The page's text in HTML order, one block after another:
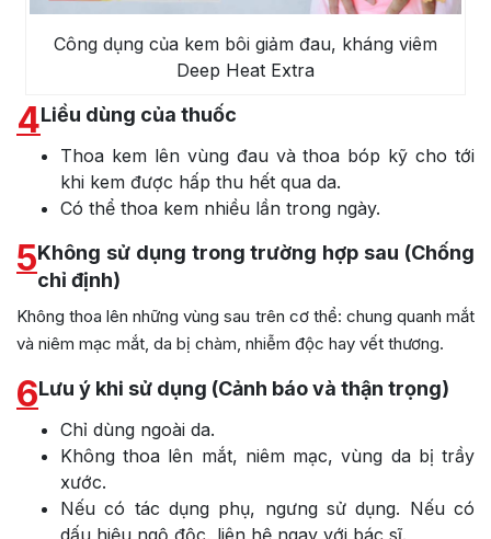
Công dụng của kem bôi giảm đau, kháng viêm
Deep Heat Extra
4Liều dùng của thuốc
Thoa kem lên vùng đau và thoa bóp kỹ cho tới
khi kem được hấp thu hết qua da.
Có thể thoa kem nhiều lần trong ngày.
5Không sử dụng trong trường hợp sau (Chống
chỉ định)
Không thoa lên những vùng sau trên cơ thể: chung quanh mắt
và niêm mạc mắt, da bị chàm, nhiễm độc hay vết thương.
6Lưu ý khi sử dụng (Cảnh báo và thận trọng)
Chỉ dùng ngoài da.
Không thoa lên mắt, niêm mạc, vùng da bị trầy
xước.
Nếu có tác dụng phụ, ngưng sử dụng. Nếu có
dấu hiệu ngộ độc, liên hệ ngay với bác sĩ.